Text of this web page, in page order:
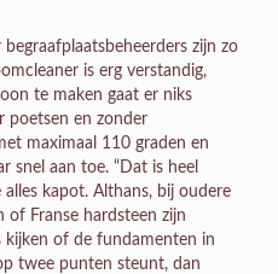
zijn zo
is erg verstandig,
te maken gaat er niks
poetsen en zonder
maximaal 110 graden en
snel aan toe. “Dat is heel
kapot. Althans, bij oudere
of Franse hardsteen zijn
kijken of de fundamenten in
twee punten steunt, dan